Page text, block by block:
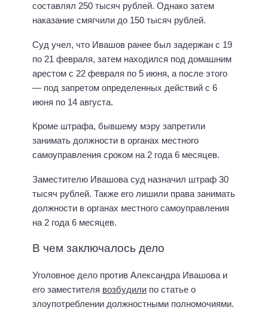
составлял 250 тысяч рублей. Однако затем
наказание смягчили до 150 тысяч рублей.
Суд учел, что Ивашов ранее был задержан с 19
по 21 февраля, затем находился под домашним
арестом с 22 февраля по 5 июня, а после этого
— под запретом определенных действий с 6
июня по 14 августа.
Кроме штрафа, бывшему мэру запретили
занимать должности в органах местного
самоуправления сроком на 2 года 6 месяцев.
Заместителю Ивашова суд назначил штраф 30
тысяч рублей. Также его лишили права занимать
должности в органах местного самоуправления
на 2 года 6 месяцев.
В чем заключалось дело
Уголовное дело против Александра Ивашова и
его заместителя возбудили по статье о
злоупотреблении должностными полномочиями.